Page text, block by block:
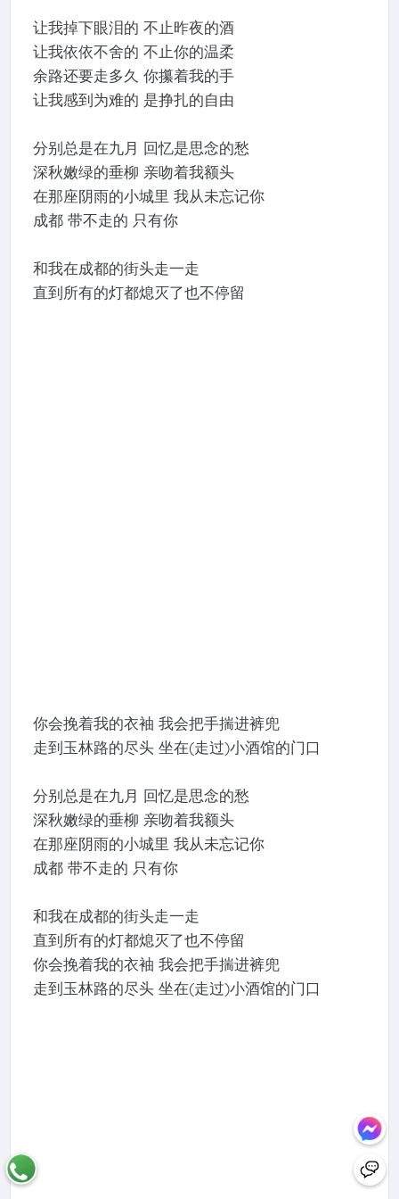
让我掉下眼泪的 不止昨夜的酒
让我依依不舍的 不止你的温柔
余路还要走多久 你攥着我的手
让我感到为难的 是挣扎的自由
分别总是在九月 回忆是思念的愁
深秋嫩绿的垂柳 亲吻着我额头
在那座阴雨的小城里 我从未忘记你
成都 带不走的 只有你
和我在成都的街头走一走
直到所有的灯都熄灭了也不停留
你会挽着我的衣袖 我会把手揣进裤兜
走到玉林路的尽头 坐在(走过)小酒馆的门口
分别总是在九月 回忆是思念的愁
深秋嫩绿的垂柳 亲吻着我额头
在那座阴雨的小城里 我从未忘记你
成都 带不走的 只有你
和我在成都的街头走一走
直到所有的灯都熄灭了也不停留
你会挽着我的衣袖 我会把手揣进裤兜
走到玉林路的尽头 坐在(走过)小酒馆的门口